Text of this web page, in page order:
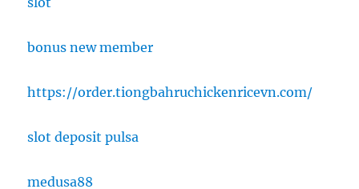
bonus new member
https://order.tiongbahruchickenricevn.com/
slot deposit pulsa
medusa88